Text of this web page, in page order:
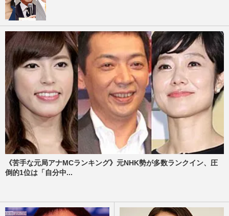
《苦手な元局アナMCランキング》元NHK勢が多数ランクイン、圧
倒的1位は「自分中...